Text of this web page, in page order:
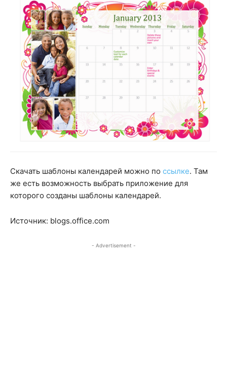
Скачать шаблоны календарей можно по ссылке. Там
же есть возможность выбрать приложение для
которого созданы шаблоны календарей.
Источник: blogs.office.com
- Advertisement -